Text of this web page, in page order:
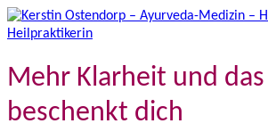
Mehr Klarheit und das
beschenkt dich